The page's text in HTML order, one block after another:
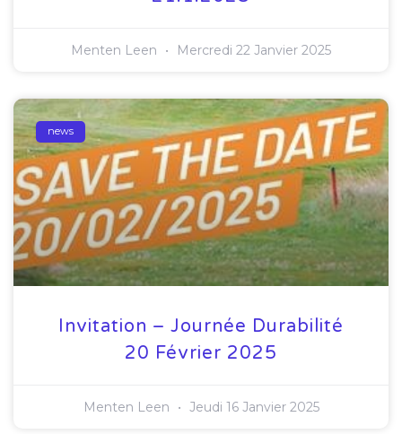
Menten Leen Mercredi 22 Janvier 2025
news
Invitation – Journée Durabilité
20 Février 2025
Menten Leen Jeudi 16 Janvier 2025